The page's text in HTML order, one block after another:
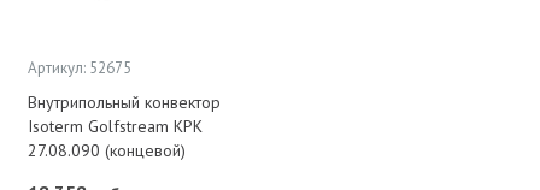
Артикул: 52675
Внутрипольный конвектор
Isoterm Golfstream КРК
27.08.090 (концевой)